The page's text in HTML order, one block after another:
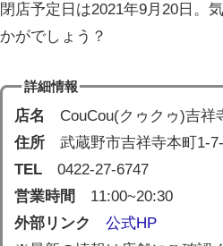
閉店予定日は2021年9月20日。
かがでしょう？
詳細情報
店名
CouCou(クゥクゥ)吉祥
住所 武蔵野市吉祥寺本町1-
TEL 0422-27-6747
営業時間
11:00~20:30
外部リンク
公式HP